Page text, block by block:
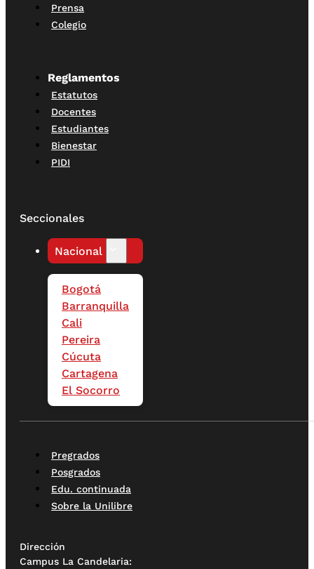
Prensa
Colegio
Reglamentos
Estatutos
Docentes
Estudiantes
Bienestar
PIDI
Seccionales
Nacional
Bogotá
Barranquilla
Cali
Pereira
Cúcuta
Cartagena
El Socorro
Pregrados
Posgrados
Edu. continuada
Sobre la Unilibre
Dirección
Campus La Candelaria: